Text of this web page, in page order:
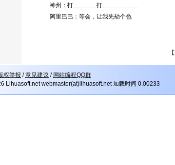
神州：打…………打………………
阿里巴巴：等会，让我先劫个色
【
权举报 /意见建议 / 网站编程QQ群
Lihuasoft.net webmaster(at)lihuasoft.net 加载时间 0.00233